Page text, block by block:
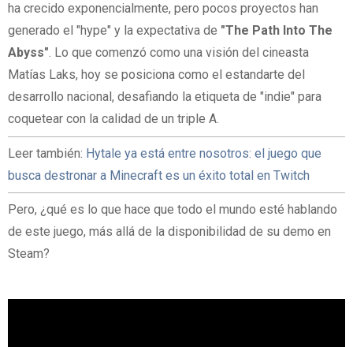
ha crecido exponencialmente, pero pocos proyectos han
generado el "hype" y la expectativa de "The Path Into The
Abyss". Lo que comenzó como una visión del cineasta
Matías Laks, hoy se posiciona como el estandarte del
desarrollo nacional, desafiando la etiqueta de "indie" para
coquetear con la calidad de un triple A.
Leer también: Hytale ya está entre nosotros: el juego que
busca destronar a Minecraft es un éxito total en Twitch
Pero, ¿qué es lo que hace que todo el mundo esté hablando
de este juego, más allá de la disponibilidad de su demo en
Steam?